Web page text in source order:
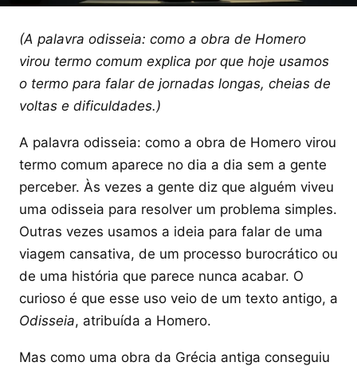
(A palavra odisseia: como a obra de Homero
virou termo comum explica por que hoje usamos
o termo para falar de jornadas longas, cheias de
voltas e dificuldades.)
A palavra odisseia: como a obra de Homero virou
termo comum aparece no dia a dia sem a gente
perceber. Às vezes a gente diz que alguém viveu
uma odisseia para resolver um problema simples.
Outras vezes usamos a ideia para falar de uma
viagem cansativa, de um processo burocrático ou
de uma história que parece nunca acabar. O
curioso é que esse uso veio de um texto antigo, a
Odisseia, atribuída a Homero.
Mas como uma obra da Grécia antiga conseguiu